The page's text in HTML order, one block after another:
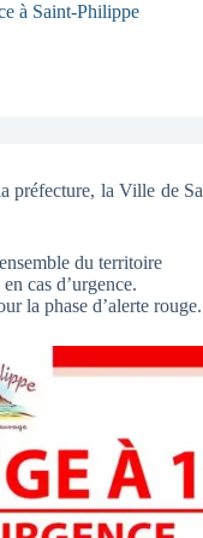
à Saint-Philippe
préfecture, la Ville de
du territoire
en cas d’urgence.
la phase d’alerte rouge.